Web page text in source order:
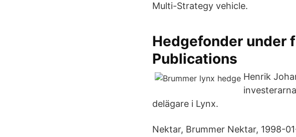
Multi-Strategy vehicle.
Hedgefonder under
Publications
Henrik
delägare i Lynx.
Nektar, Brummer Nektar, 1998-